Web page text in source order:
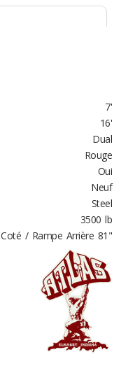
7'
16'
Dual
Rouge
Oui
Neuf
Steel
3500 lb
Coté / Rampe Arrière 81"